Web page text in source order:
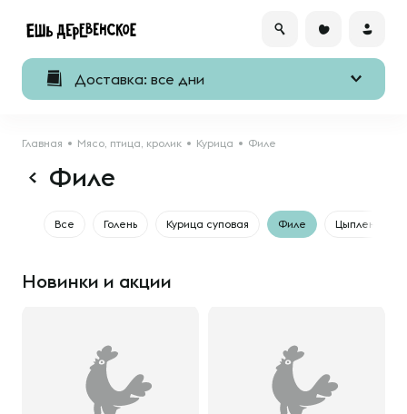
Доставка: все дни
Главная Мясо, птица, кролик Курица Филе
Филе
Все Голень Курица суповая Филе Цыпленок
Новинки и акции